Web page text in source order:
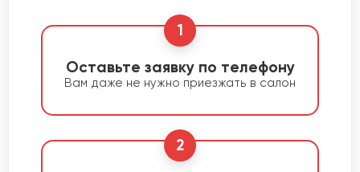
1
Оставьте заявку по телефону
Вам даже не нужно приезжать в салон
2